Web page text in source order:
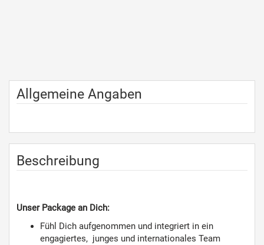
Allgemeine Angaben
Beschreibung
Unser Package an Dich:
Fühl Dich aufgenommen und integriert in ein
engagiertes, junges und internationales Team